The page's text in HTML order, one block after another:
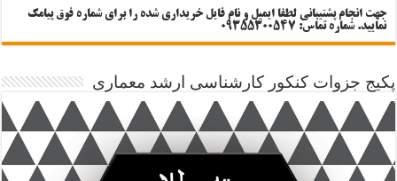
جهت انجام پشتیبانی لطفا ایمیل و نام فایل خریداری شده را برای شماره فوق پیامک
نمایید. شماره تماس: 09355300547
پکیج جزوات کنکور کارشناسی ارشد معماری